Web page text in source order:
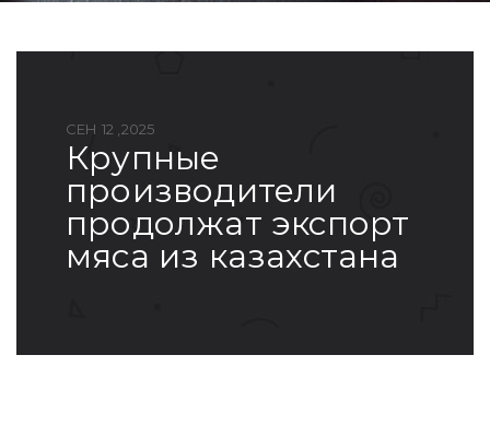
СЕН 12 ,2025
крупные
производители
продолжат экспорт
мяса из казахстана